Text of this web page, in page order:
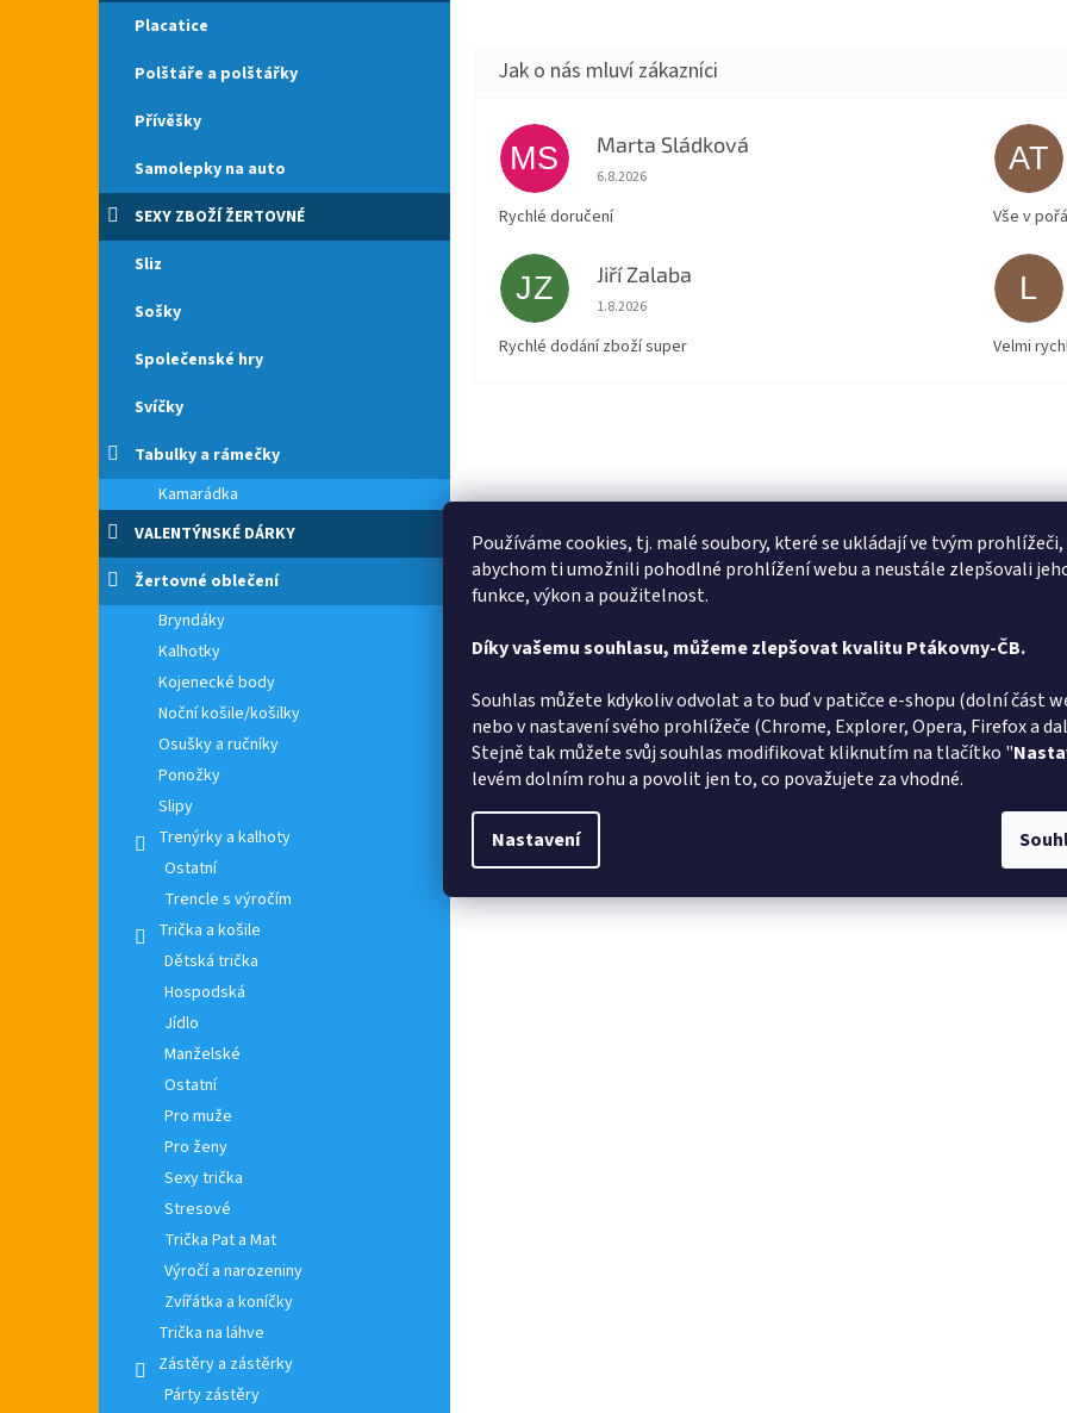
Používáme cookies, tj. malé soubory, které se ukládají ve tvým prohlížeči,
abychom ti umožnili pohodlné prohlížení webu a neustále zlepšovali
funkce, výkon a použitelnost.
Díky vašemu souhlasu, můžeme zlepšovat kvalitu Ptákovny-ČB.
Souhlas můžete kdykoliv odvolat a to buď v patičce e-shopu (dolní část
nebo v nastavení svého prohlížeče (Chrome, Explorer, Opera, Firefox a
Stejně tak můžete svůj souhlas modifikovat kliknutím na tlačítko "
levém dolním rohu a povolit jen to, co považujete za vhodné.
Nastavení
Placatice
Polštáře a polštářky
Přívěšky
Samolepky na auto
SEXY ZBOŽÍ ŽERTOVNÉ
Sliz
Sošky
Společenské hry
Svíčky
Tabulky a rámečky
Kamarádka
VALENTÝNSKÉ DÁRKY
Žertovné oblečení
Bryndáky
Kalhotky
Kojenecké body
Noční košile/košilky
Osušky a ručníky
Ponožky
Slipy
Trenýrky a kalhoty
Ostatní
Trencle s výročím
Trička a košile
Dětská trička
Hospodská
Jídlo
Manželské
Ostatní
Pro muže
Pro ženy
Sexy trička
Stresové
Trička Pat a Mat
Výročí a narozeniny
Zvířátka a koníčky
Trička na láhve
Zástěry a zástěrky
Párty zástěry
MS Marta Sládková
Hodnocení obchodu je 5 z 5 hvězdiček.
6.8.2026
Rychlé doručení
AT
Vše v
JZ Jiří Zalaba
Hodnocení obchodu je 5 z 5 hvězdiček.
1.8.2026
Rychlé dodání zboží super
L
Velmi